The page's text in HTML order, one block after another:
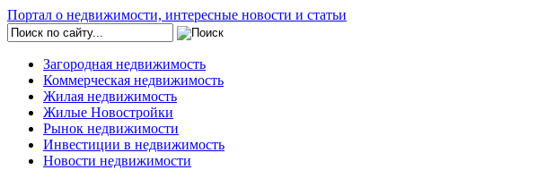
Портал о недвижимости, интересные новости и статьи
Загородная недвижимость
Коммерческая недвижимость
Жилая недвижимость
Жилые Новостройки
Рынок недвижимости
Инвестиции в недвижимость
Новости недвижимости